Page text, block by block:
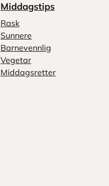
Middagstips
Rask
Sunnere
Barnevennlig
Vegetar
Middagsretter